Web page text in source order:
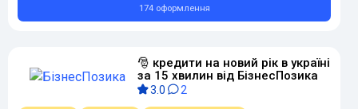
174 оформлення
🎅 кредити на новий рік в україні
за 15 хвилин від БізнесПозика
3.0 2